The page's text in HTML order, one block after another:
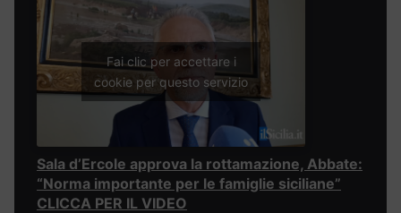
Fai clic per accettare i
cookie per questo servizio
Sala d’Ercole approva la rottamazione, Abbate:
“Norma importante per le famiglie siciliane”
CLICCA PER IL VIDEO